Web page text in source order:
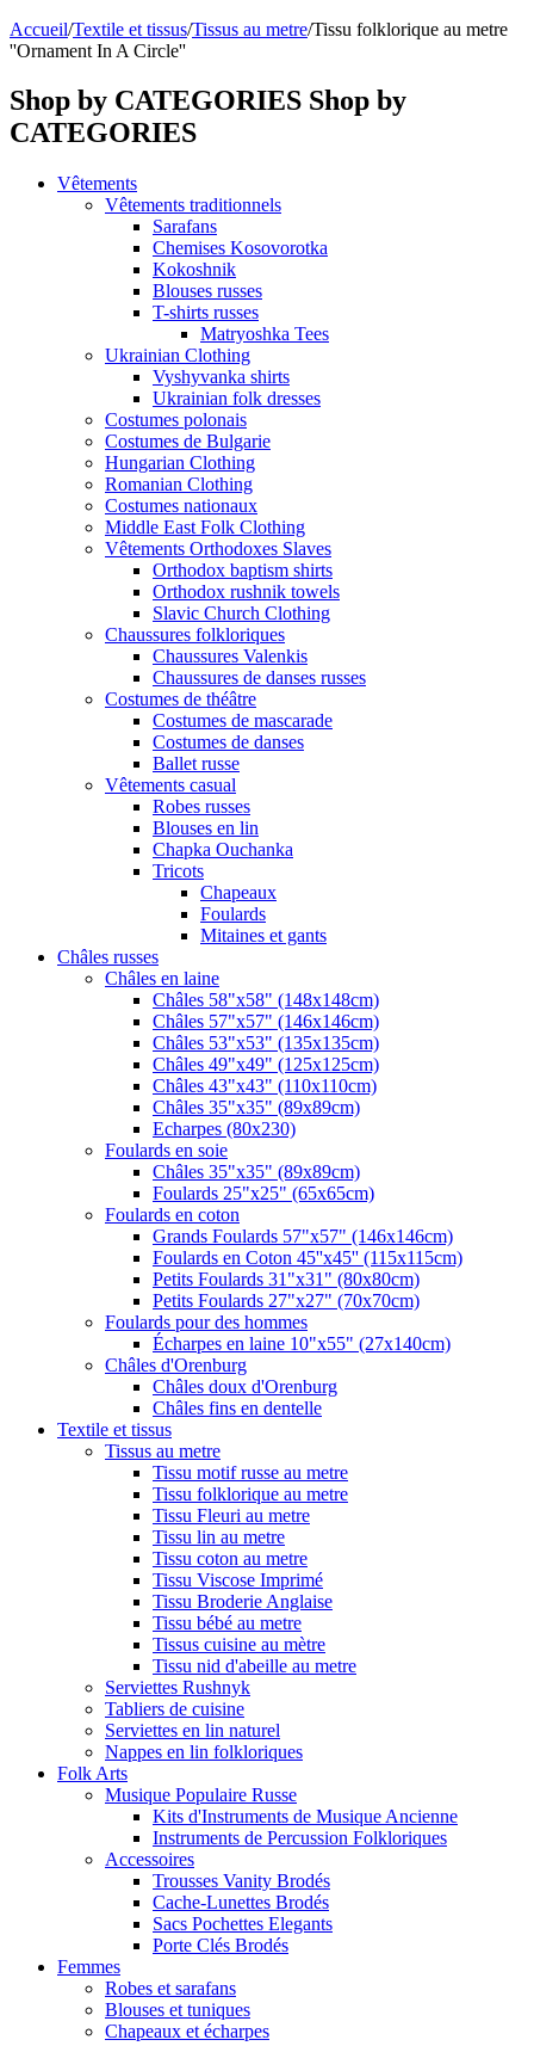
Accueil/Textile et tissus/Tissus au metre/Tissu folklorique au metre
''Ornament In A Circle''
Shop by CATEGORIES Shop by
CATEGORIES
Vêtements
Vêtements traditionnels
Sarafans
Chemises Kosovorotka
Kokoshnik
Blouses russes
T-shirts russes
Matryoshka Tees
Ukrainian Clothing
Vyshyvanka shirts
Ukrainian folk dresses
Costumes polonais
Costumes de Bulgarie
Hungarian Clothing
Romanian Clothing
Costumes nationaux
Middle East Folk Clothing
Vêtements Orthodoxes Slaves
Orthodox baptism shirts
Orthodox rushnik towels
Slavic Church Clothing
Chaussures folkloriques
Chaussures Valenkis
Chaussures de danses russes
Costumes de théâtre
Costumes de mascarade
Costumes de danses
Ballet russe
Vêtements casual
Robes russes
Blouses en lin
Chapka Ouchanka
Tricots
Chapeaux
Foulards
Mitaines et gants
Châles russes
Châles en laine
Châles 58"x58" (148x148cm)
Châles 57"x57" (146x146cm)
Châles 53"x53" (135x135cm)
Châles 49"x49" (125x125cm)
Châles 43"x43" (110x110cm)
Châles 35"x35" (89x89cm)
Echarpes (80х230)
Foulards en soie
Châles 35"x35" (89x89cm)
Foulards 25"x25" (65x65cm)
Foulards en coton
Grands Foulards 57"x57" (146x146cm)
Foulards en Coton 45''x45'' (115x115cm)
Petits Foulards 31"x31" (80x80cm)
Petits Foulards 27"x27" (70x70cm)
Foulards pour des hommes
Écharpes en laine 10"x55" (27x140cm)
Châles d'Orenburg
Châles doux d'Orenburg
Châles fins en dentelle
Textile et tissus
Tissus au metre
Tissu motif russe au metre
Tissu folklorique au metre
Tissu Fleuri au metre
Tissu lin au metre
Tissu coton au metre
Tissu Viscose Imprimé
Tissu Broderie Anglaise
Tissu bébé au metre
Tissus cuisine au mètre
Tissu nid d'abeille au metre
Serviettes Rushnyk
Tabliers de cuisine
Serviettes en lin naturel
Nappes en lin folkloriques
Folk Arts
Musique Populaire Russe
Kits d'Instruments de Musique Ancienne
Instruments de Percussion Folkloriques
Accessoires
Trousses Vanity Brodés
Cache-Lunettes Brodés
Sacs Pochettes Elegants
Porte Clés Brodés
Femmes
Robes et sarafans
Blouses et tuniques
Chapeaux et écharpes